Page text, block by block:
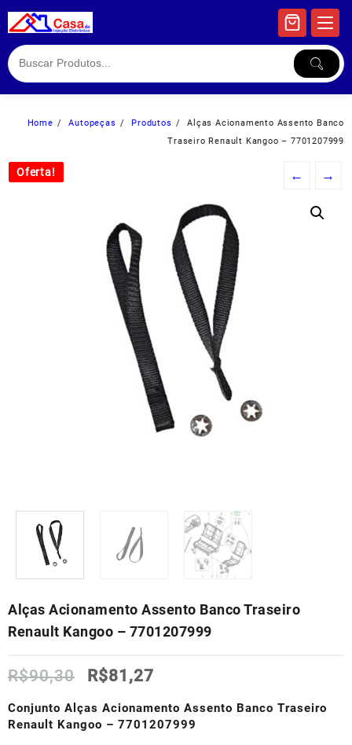
to
Home Autopeças Produtos
Alças Acionamento Assento Banco
Traseiro Renault Kangoo – 7701207999
Oferta! ← →
Alças Acionamento Assento Banco Traseiro
Renault Kangoo – 7701207999
R$90,30
O
original
era:
R$81,27
atual
é:
Conjunto Alças Acionamento Assento Banco Traseiro
Renault Kangoo – 7701207999
Oferta!